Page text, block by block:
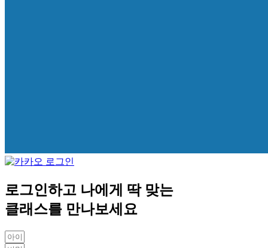
로그인하고 나에게 딱 맞는
클래스를 만나보세요